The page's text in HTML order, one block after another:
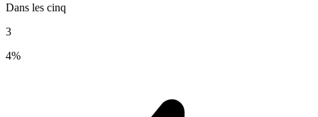
Dans les cinq
3
4%